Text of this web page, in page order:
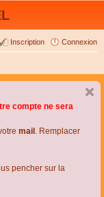
Connexion
Inscription
compte ne sera
mail . Remplacer
pencher sur la